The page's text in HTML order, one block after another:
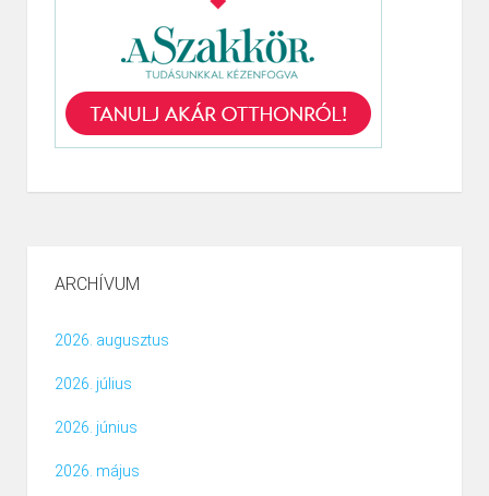
ARCHÍVUM
2026. augusztus
2026. július
2026. június
2026. május